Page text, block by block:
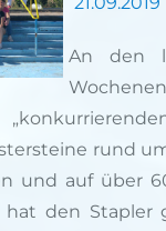
An den
rund
und auf über
hat den Stapler